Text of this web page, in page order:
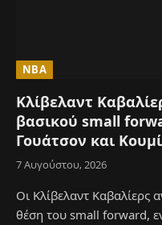
NBA
Κλίβελαντ
βασικού small
Γουάτσον και
7 Αυγούστου, 2026
Οι Κλίβελαντ Καβαλίερς
θέση του small forward,